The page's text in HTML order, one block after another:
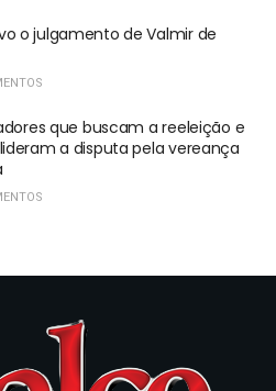
o julgamento de Valmir de
que buscam a reeleição e
a disputa pela vereança